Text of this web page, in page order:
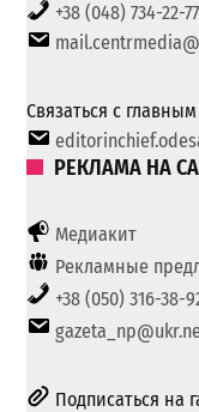
+38 (048) 734-22-77
Связаться с
РЕКЛАМА НА
Медиакит
Рекламные
+38 (050) 316-38-
Подписаться на